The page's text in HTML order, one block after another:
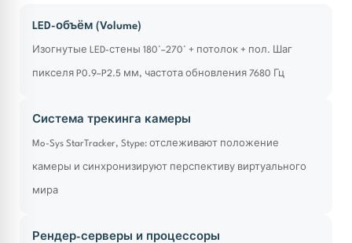
LED-объём (Volume)
Изогнутые LED-стены 180°–270° + потолок + пол. Шаг
пикселя P0.9–P2.5 мм, частота обновления 7680 Гц
Система трекинга камеры
Mo-Sys StarTracker, Stype: отслеживают положение
камеры и синхронизируют перспективу виртуального
мира
Рендер-серверы и процессоры